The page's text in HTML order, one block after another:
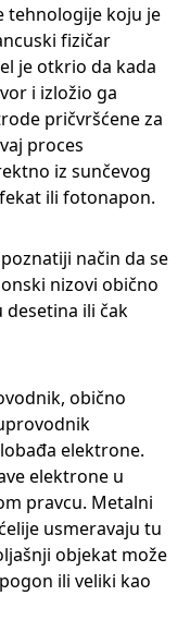
tehnologije koju je
fizičar
je otkrio da kada
i izložio ga
pričvršćene za
proces
iz sunčevog
ili fotonapon.
način da se
nizovi obično
desetina ili čak
obično
elektrone.
elektrone u
pravcu. Metalni
usmeravaju tu
objekat može
ili veliki kao